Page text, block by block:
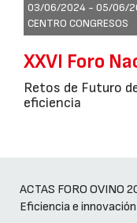
03/06/2024 - 05/06/
CENTRO CONGRESOS
XXVI Foro
Retos de Futuro
eficiencia
ACTAS FORO OVINO
Eficiencia e